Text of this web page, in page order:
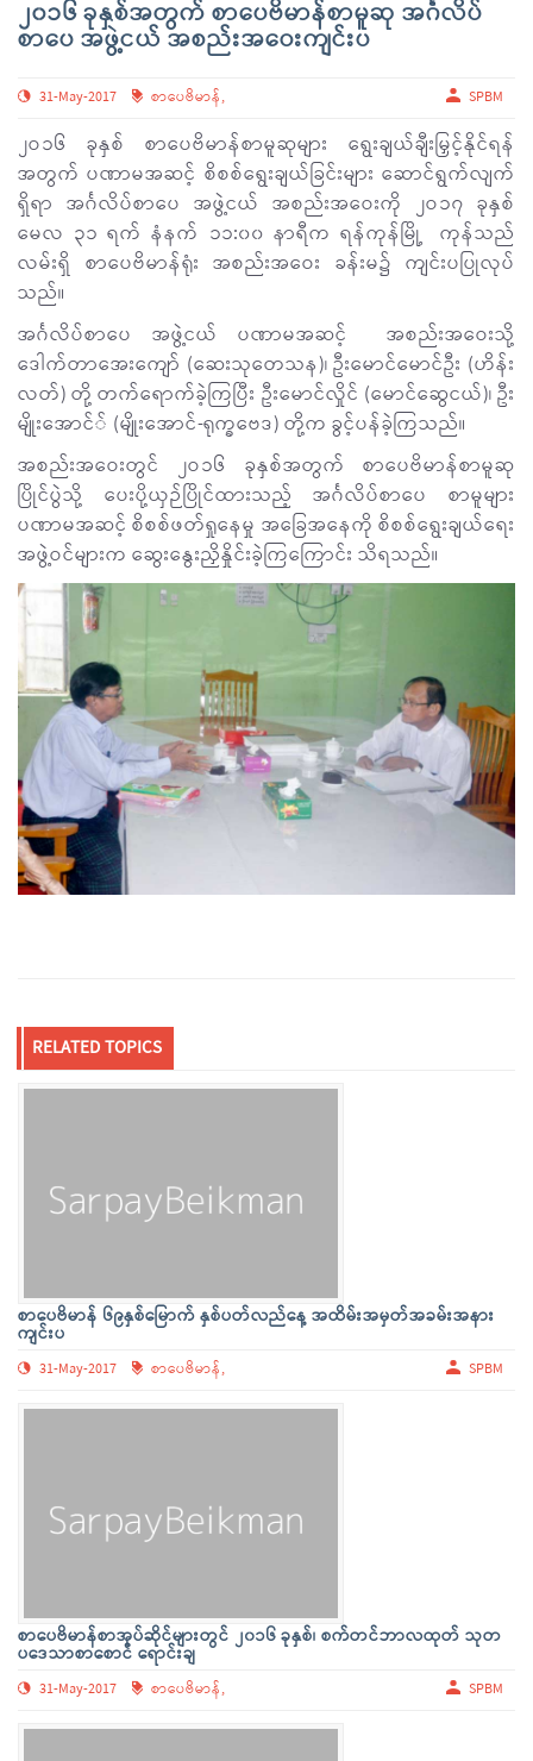
၂၀၁၆ ခုနှစ်အတွက် စာပေဗိမာန်စာမူဆု အင်္ဂလိပ်
စာပေ အဖွဲ့ငယ် အစည်းအဝေးကျင်းပ
31-May-2017 စာပေဗိမာန်, SPBM
၂ဝ၁၆ ခုနှစ် စာပေဗိမာန်စာမူဆုများ ရွေးချယ်ချီးမြှင့်နိုင်ရန်
အတွက် ပဏာမအဆင့် စိစစ်ရွေးချယ်ခြင်းများ ဆောင်ရွက်လျက်
ရှိရာ အင်္ဂလိပ်စာပေ အဖွဲ့ငယ် အစည်းအဝေးကို ၂ဝ၁၇ ခုနှစ်
မေလ ၃၁ ရက် နံနက် ၁၁:၀၀ နာရီက ရန်ကုန်မြို့ ကုန်သည်
လမ်းရှိ စာပေဗိမာန်ရုံး အစည်းအဝေး ခန်းမ၌ ကျင်းပပြုလုပ်
သည်။
အင်္ဂလိပ်စာပေ အဖွဲ့ငယ် ပဏာမအဆင့် အစည်းအဝေးသို့
ဒေါက်တာအေးကျော် (ဆေးသုတေသန)၊ ဦးမောင်မောင်ဦး (ဟိန်း
လတ်) တို့ တက်ရောက်ခဲ့ကြပြီး ဦးမောင်လှိုင် (မောင်ဆွေငယ်)၊ ဦး
မျိုးအောင်် (မျိုးအောင်-ရုက္ခဗေဒ) တို့က ခွင့်ပန်ခဲ့ကြသည်။
အစည်းအဝေးတွင် ၂ဝ၁၆ ခုနှစ်အတွက် စာပေဗိမာန်စာမူဆု
ပြိုင်ပွဲသို့ ပေးပို့ယှဉ်ပြိုင်ထားသည့် အင်္ဂလိပ်စာပေ စာမူများ
ပဏာမအဆင့် စိစစ်ဖတ်ရှုနေမှု အခြေအနေကို စိစစ်ရွေးချယ်ရေး
အဖွဲ့ဝင်များက ဆွေးနွေးညှိနှိုင်းခဲ့ကြကြောင်း သိရသည်။
RELATED TOPICS
စာပေဗိမာန် ၆၉နှစ်မြောက် နှစ်ပတ်လည်နေ့ အထိမ်းအမှတ်အခမ်းအနား
ကျင်းပ
31-May-2017 စာပေဗိမာန်, SPBM
စာပေဗိမာန်စာအုပ်ဆိုင်များတွင် ၂၀၁၆ ခုနှစ်၊ စက်တင်ဘာလထုတ် သုတ
ပဒေသာစာစောင် ရောင်းချ
31-May-2017 စာပေဗိမာန်, SPBM